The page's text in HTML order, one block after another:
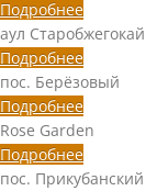
Подробнее
аул Старобжегокай
Подробнее
пос. Берёзовый
Подробнее
Rose Garden
Подробнее
пос. Прикубанский